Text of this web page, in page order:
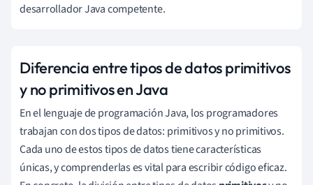
desarrollador Java competente.
Diferencia entre tipos de datos primitivos
y no primitivos en Java
En el lenguaje de programación Java, los programadores
trabajan con dos tipos de datos: primitivos y no primitivos.
Cada uno de estos tipos de datos tiene características
únicas, y comprenderlas es vital para escribir código eficaz.